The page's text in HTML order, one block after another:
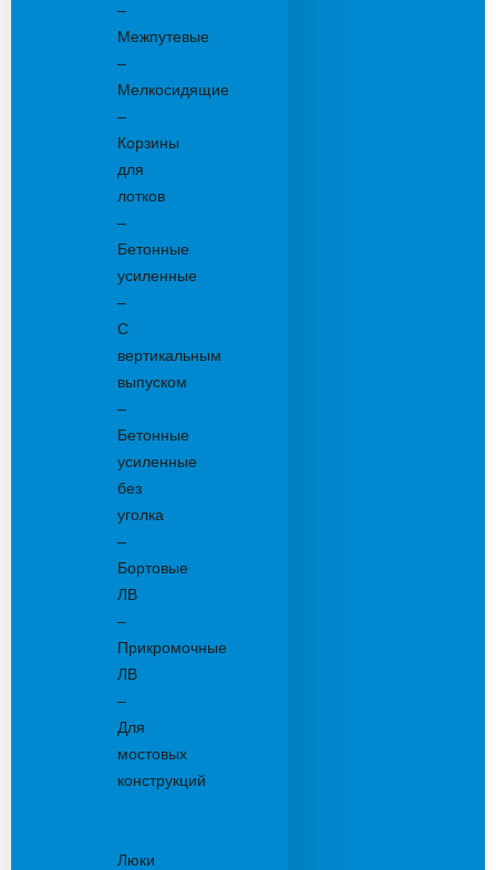
–
Межпутевые
–
Мелкосидящие
–
Корзины
для
лотков
–
Бетонные
усиленные
–
С
вертикальным
выпуском
–
Бетонные
усиленные
без
уголка
–
Бортовые
ЛВ
–
Прикромочные
ЛВ
–
Для
мостовых
конструкций
Люки